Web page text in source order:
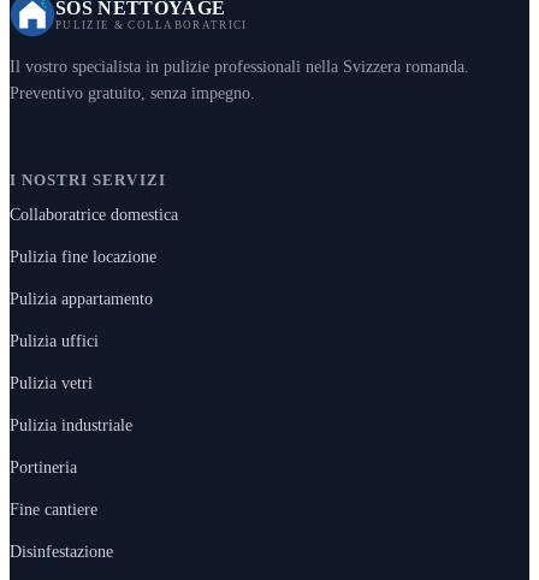
SOS NETTOYAGE
PULIZIE & COLLABORATRICI
Il vostro specialista in pulizie professionali nella Svizzera romanda.
Preventivo gratuito, senza impegno.
I NOSTRI SERVIZI
Collaboratrice domestica
Pulizia fine locazione
Pulizia appartamento
Pulizia uffici
Pulizia vetri
Pulizia industriale
Portineria
Fine cantiere
Disinfestazione